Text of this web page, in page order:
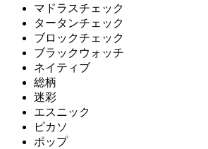
マドラスチェック
タータンチェック
ブロックチェック
ブラックウォッチ
ネイティブ
総柄
迷彩
エスニック
ピカソ
ポップ